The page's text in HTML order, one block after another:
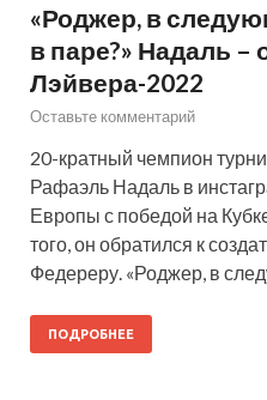
«Роджер, в
в паре?» Надаль –
Лэйвера-2022
Оставьте комментарий
20-кратный чемпион
Рафаэль Надаль в
Европы с победой на
того, он обратился к
Федереру. «Роджер, в
ПОДРОБНЕЕ